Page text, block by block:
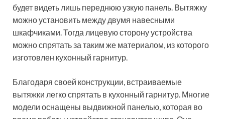
будет видеть лишь переднюю узкую панель. Вытяжку
можно установить между двумя навесными
шкафчиками. Тогда лицевую сторону устройства
можно спрятать за таким же материалом, из которого
изготовлен кухонный гарнитур.
Благодаря своей конструкции, встраиваемые
вытяжки легко спрятать в кухонный гарнитур. Многие
модели оснащены выдвижной панелью, которая во